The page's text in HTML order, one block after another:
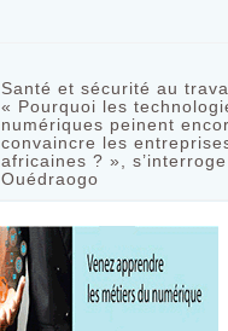
Santé et sécurité au
« Pourquoi les
numériques peinent
convaincre les
africaines ? »,
Ouédraogo